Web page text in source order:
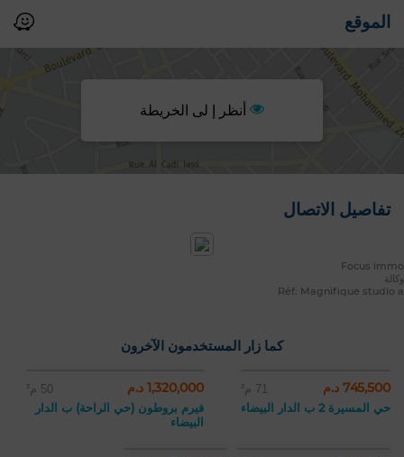
الموقع
أنظر إ لى الخريطة
تفاصيل الاتصال
Focus immo
وكالة
Réf: Magnifique studio a
كما زار المستخدمون الآخرون
745,500 د.م 71 م²
حي المسيرة 2 ب الدار البيضاء
1,320,000 د.م 50 م²
فيرم بروطون (حي الراحة) ب الدار
البيضاء